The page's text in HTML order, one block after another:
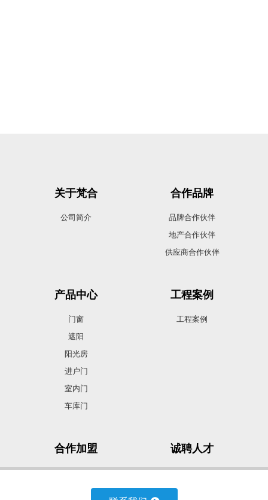
关于梵合
公司简介
合作品牌
品牌合作伙伴
地产合作伙伴
供应商合作伙伴
产品中心
门窗
遮阳
阳光房
进户门
室内门
车库门
工程案例
工程案例
合作加盟
合作加盟
诚聘人才
诚聘人才